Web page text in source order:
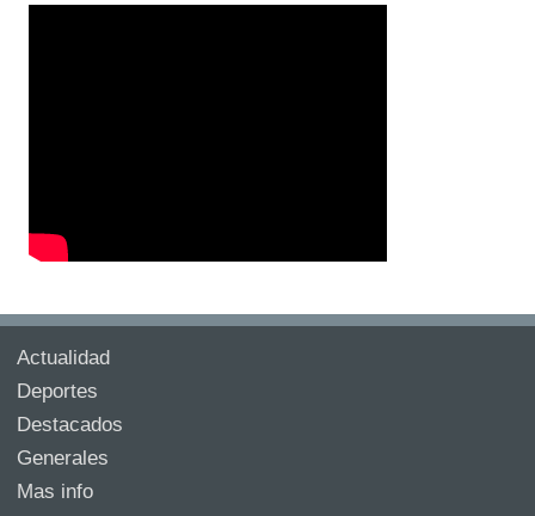
Actualidad
Deportes
Destacados
Generales
Mas info